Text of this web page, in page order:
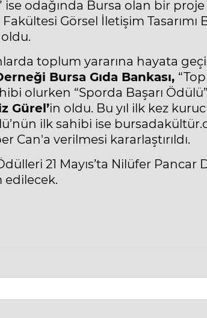
ise odağında Bursa olan bir
Fakültesi Görsel İletişim
toplum yararına hayata
Bursa Gıda Bankası,
olurken “Sporda Başarı
Gürel’in oldu. Bu yıl ilk kez
ilk sahibi ise
Can'a verilmesi kararlaştırıldı.
21 Mayıs’ta Nilüfer Pancar